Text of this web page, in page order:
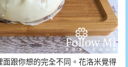
跟你想的完全不同。花洛米覺得